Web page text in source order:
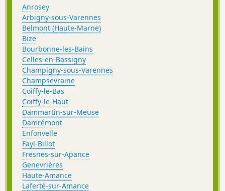
Anrosey
Arbigny-sous-Varennes
Belmont (Haute-Marne)
Bize
Bourbonne-les-Bains
Celles-en-Bassigny
Champigny-sous-Varennes
Champsevraine
Coiffy-le-Bas
Coiffy-le-Haut
Dammartin-sur-Meuse
Damrémont
Enfonvelle
Fayl-Billot
Fresnes-sur-Apance
Genevrières
Haute-Amance
Laferté-sur-Amance